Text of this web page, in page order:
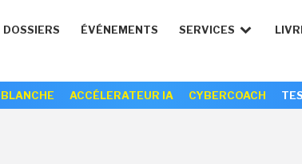
DOSSIERS ÉVÉNEMENTS SERVICES
ACCÉLERATEUR IA CYBERCOACH